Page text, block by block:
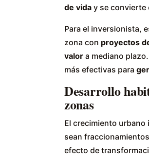
de vida y se convierte
Para el inversionista,
zona con proyectos
valor a mediano
más efectivas para
Desarrollo
zonas
El crecimiento
sean
efecto de